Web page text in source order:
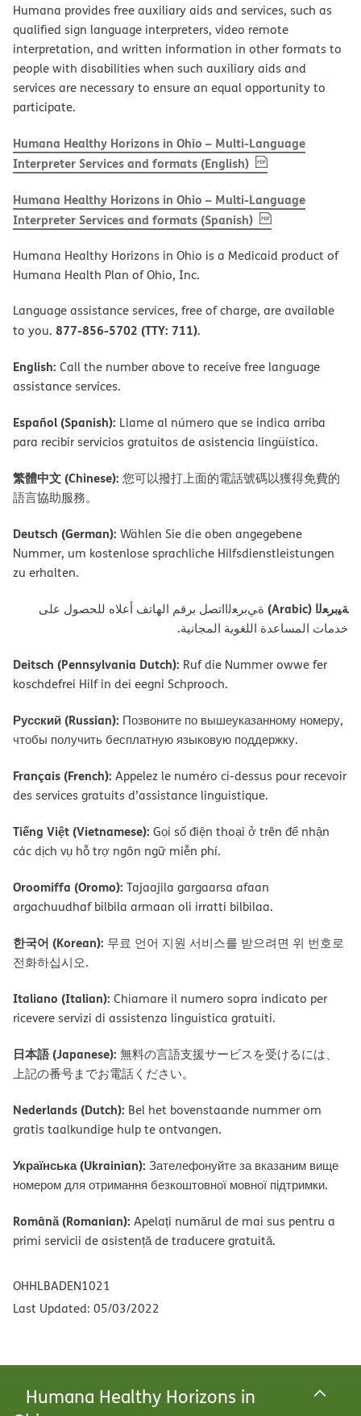
Humana Healthy Horizons in
Humana provides free auxiliary aids and services, such as
qualified sign language interpreters, video remote
interpretation, and written information in other formats to
people with disabilities when such auxiliary aids and
services are necessary to ensure an equal opportunity to
participate.
Humana Healthy Horizons in Ohio – Multi-Language
Interpreter Services and formats (English), PDF(opens in new
Humana Healthy Horizons in Ohio – Multi-Language
Interpreter Services and formats (Spanish), PDF(opens in new
Humana Healthy Horizons in Ohio is a Medicaid product of
Humana Health Plan of Ohio, Inc.
Language assistance services, free of charge, are available
to you. 877-856-5702 (TTY: 711).
English: Call the number above to receive free language
assistance services.
Español (Spanish): Llame al número que se indica arriba
para recibir servicios gratuitos de asistencia lingüística.
繁體中文 (Chinese): 您可以撥打上面的電話號碼以獲得免費的
語言協助服務。
Deutsch (German): Wählen Sie die oben angegebene
Nummer, um kostenlose sprachliche Hilfsdienstleistungen
zu erhalten.
ﺔﯿﺑﺮﻌﻟا (Arabic)
ةﻲﺑﺮﻌﻟااﺗﺼﻞ ﺑﺮﻗﻢ اﻟﮭﺎﺗﻒ أﻋﻼه ﻟﻠﺤﺼﻮل ﻋﻠﻰ
ﺧﺪﻣﺎت اﻟﻤﺴﺎﻋﺪة اﻟﻠﻐﻮﯾﺔ اﻟﻤﺠﺎﻧﯿﺔ.
Deitsch (Pennsylvania Dutch): Ruf die Nummer owwe fer
koschdefrei Hilf in dei eegni Schprooch.
Русский (Russian): Позвоните по вышеуказанному номеру,
чтобы получить бесплатную языковую поддержку.
Français (French): Appelez le numéro ci-dessus pour recevoir
des services gratuits d’assistance linguistique.
Tiếng Việt (Vietnamese): Gọi số điện thoại ở trên để nhận
các dịch vụ hỗ trợ ngôn ngữ miễn phí.
Oroomiffa (Oromo): Tajaajila gargaarsa afaan
argachuudhaf bilbila armaan oli irratti bilbilaa.
한국어 (Korean): 무료 언어 지원 서비스를 받으려면 위 번호로
전화하십시오.
Italiano (Italian): Chiamare il numero sopra indicato per
ricevere servizi di assistenza linguistica gratuiti.
日本語 (Japanese): 無料の言語支援サービスを受けるには、
上記の番号までお電話ください。
Nederlands (Dutch): Bel het bovenstaande nummer om
gratis taalkundige hulp te ontvangen.
Українська (Ukrainian): Зателефонуйте за вказаним вище
номером для отримання безкоштовної мовної підтримки.
Română (Romanian): Apelați numărul de mai sus pentru a
primi servicii de asistență de traducere gratuită.
OHHLBADEN1021
Last Updated: 05/03/2022